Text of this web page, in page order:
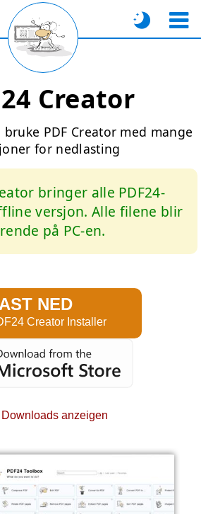
Creator
PDF Creator med mange
for nedlasting
bringer alle PDF24-
versjon. Alle filene blir
på PC-en.
NED
Creator Installer
anzeigen